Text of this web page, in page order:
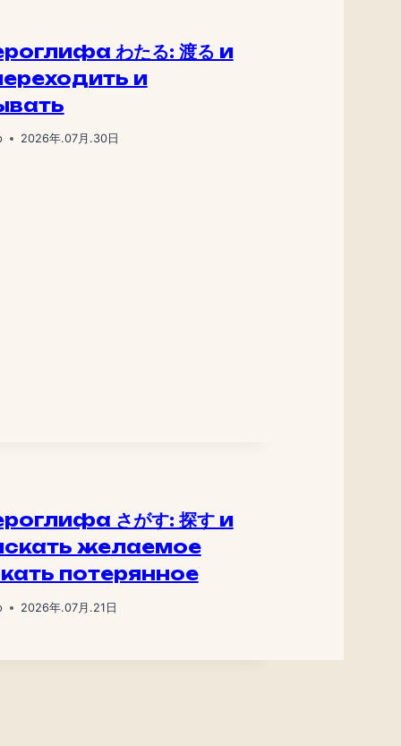
わたる: 渡る и
и
2026年.07月.30日
さがす: 探す и
желаемое
потерянное
2026年.07月.21日